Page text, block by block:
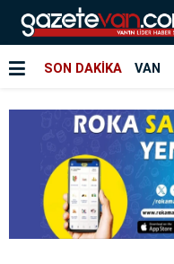
SON DAKİKA VAN